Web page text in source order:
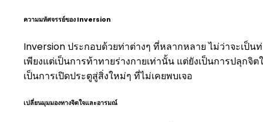
ความมหัศจรรย์ของ Inversion
Inversion ประกอบด้วยท่าต่างๆ ที่หลากหลาย ไม่ว่าจะเป็
เพียงแต่เป็นการท้าทายร่างกายเท่านั้น แต่ยังเป็นการปลุก
เป็นการเปิดประตูสู่สิ่งใหม่ๆ ที่ไม่เคยพบเจอ
เปลี่ยนมุมมองทางจิตใจและอารมณ์